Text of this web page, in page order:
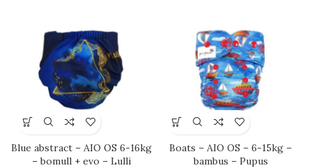
Blue abstract – AIO OS 6-16kg
– bomull + evo – Lulli
Boats – AIO OS – 6-15kg –
bambus – Pupus